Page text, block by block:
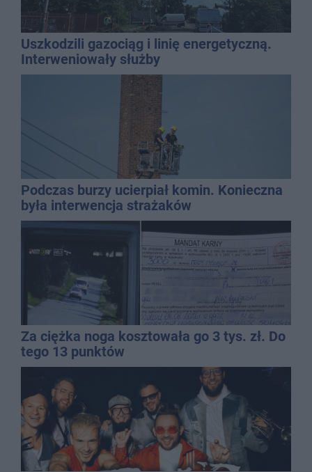
Uszkodzili gazociąg i linię energetyczną.
Interweniowały służby
Podczas burzy ucierpiał komin. Konieczna
była interwencja strażaków
Za ciężka noga kosztowała go 3 tys. zł. Do
tego 13 punktów